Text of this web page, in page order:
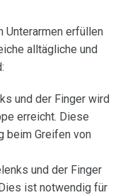
Unterarmen erfüllen
alltägliche und
und der Finger wird
erreicht. Diese
beim Greifen von
und der Finger
ist notwendig für